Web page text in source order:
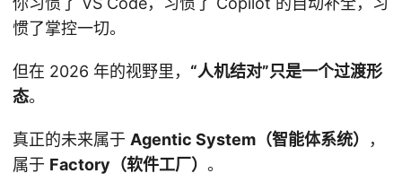
惯了掌控一切。
但在 2026 年的视野里， “人机结对”只是一个过渡形
态。
真正的未来属于 Agentic System（智能体系统）
，
属于 Factory（软件工厂） 。